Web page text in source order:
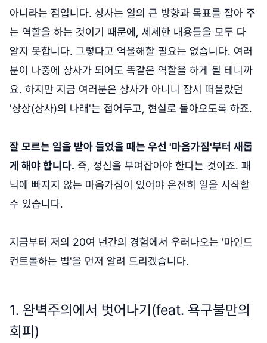
아니라는 점입니다. 상사는 일의 큰 방향과 목표를 잡아 주
는 역할을 하는 것이기 때문에, 세세한 내용들을 모두 다
알지 못합니다. 그렇다고 억울해할 필요는 없습니다. 여러
분이 나중에 상사가 되어도 똑같은 역할을 하게 될 테니까
요. 하지만 지금 여러분은 상사가 아니니 잠시 떠올랐던
'상상(상사)의 나래'는 접어두고, 현실로 돌아오도록 하죠.
잘 모르는 일을 받아 들었을 때는 우선 '마음가짐'부터 새롭
게 해야 합니다. 즉, 정신을 부여잡아야 한다는 것이죠. 패
닉에 빠지지 않는 마음가짐이 있어야 온전히 일을 시작할
수 있습니다.
지금부터 저의 20여 년간의 경험에서 우러나오는 '마인드
컨트롤하는 법'을 먼저 알려 드리겠습니다.
1. 완벽주의에서 벗어나기(feat. 욕구불만의
회피)